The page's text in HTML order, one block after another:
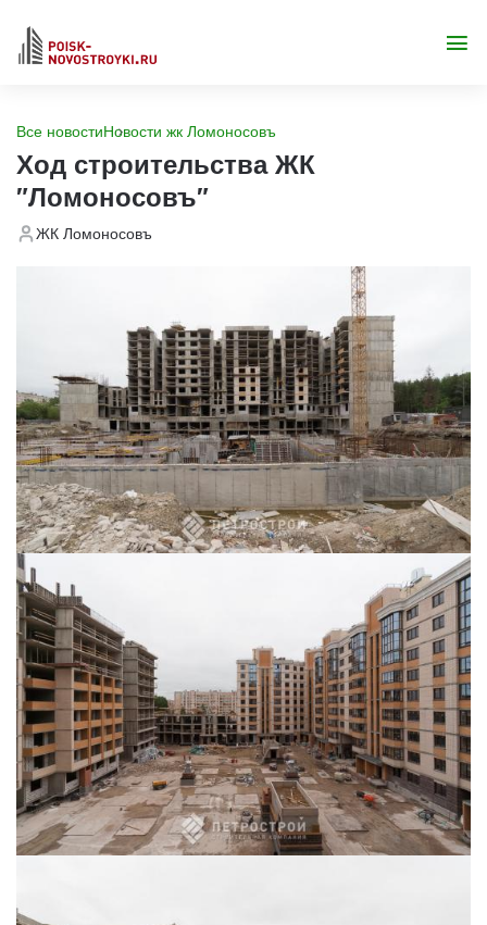
Все новостиНовости жк Ломоносовъ
Ход строительства ЖК
"Ломоносовъ"
ЖК Ломоносовъ